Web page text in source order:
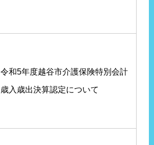
令和5年度越谷市介護保険特別会計
歳入歳出決算認定について